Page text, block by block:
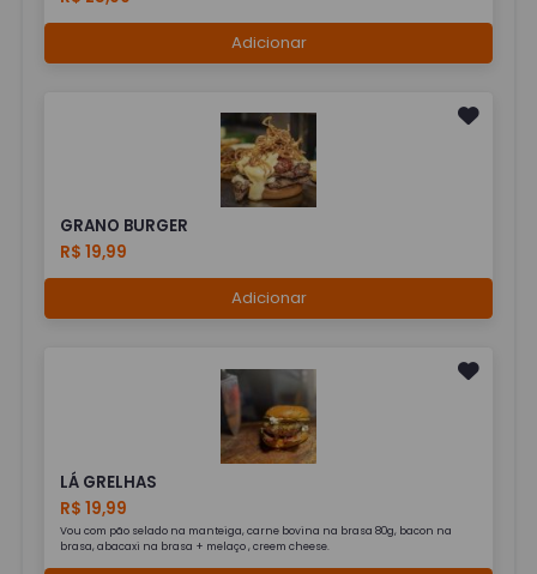
Adicionar
GRANO BURGER
R$ 19,99
Adicionar
LÁ GRELHAS
R$ 19,99
Vou com pão selado na manteiga, carne bovina na brasa 80g, bacon na
brasa, abacaxi na brasa + melaço , creem cheese.